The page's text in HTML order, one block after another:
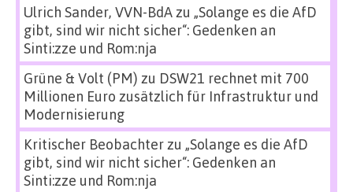
Ulrich Sander, VVN-BdAzu „Solange es die AfD
gibt, sind wir nicht sicher“: Gedenken an
Sinti:zze und Rom:nja
Grüne & Volt (PM) zu DSW21 rechnet mit 700
Millionen Euro zusätzlich für Infrastruktur und
Modernisierung
Kritischer Beobachterzu „Solange es die AfD
gibt, sind wir nicht sicher“: Gedenken an
Sinti:zze und Rom:nja